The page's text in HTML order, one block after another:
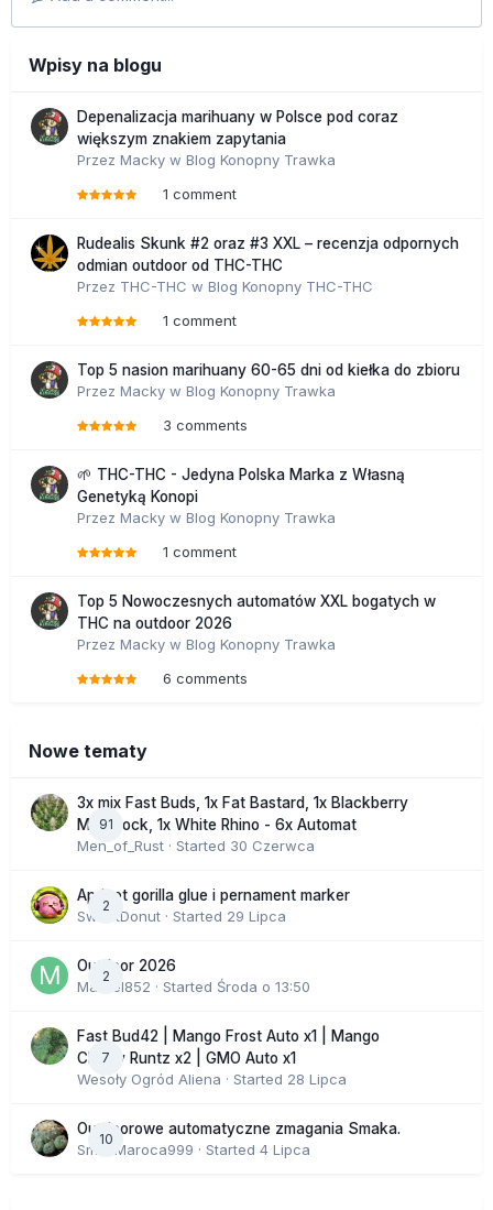
Wpisy na blogu
Depenalizacja marihuany w Polsce pod coraz
większym znakiem zapytania
Przez Macky w Blog Konopny Trawka
1 comment
Rudealis Skunk #2 oraz #3 XXL – recenzja odpornych
odmian outdoor od THC-THC
Przez THC-THC w Blog Konopny THC-THC
1 comment
Top 5 nasion marihuany 60-65 dni od kiełka do zbioru
Przez Macky w Blog Konopny Trawka
3 comments
🌱 THC-THC - Jedyna Polska Marka z Własną
Genetyką Konopi
Przez Macky w Blog Konopny Trawka
1 comment
Top 5 Nowoczesnych automatów XXL bogatych w
THC na outdoor 2026
Przez Macky w Blog Konopny Trawka
6 comments
Nowe tematy
91
3x mix Fast Buds, 1x Fat Bastard, 1x Blackberry
Moonrock, 1x White Rhino - 6x Automat
Men_of_Rust · Started 30 Czerwca
2
Apricot gorilla glue i pernament marker
SweetDonut · Started 29 Lipca
2
Outdoor 2026
Marcel852 · Started Środa o 13:50
7
Fast Bud42 | Mango Frost Auto x1 | Mango
Cherry Runtz x2 | GMO Auto x1
Wesoły Ogród Aliena · Started 28 Lipca
10
Outdoorowe automatyczne zmagania Smaka.
SmakMaroca999 · Started 4 Lipca